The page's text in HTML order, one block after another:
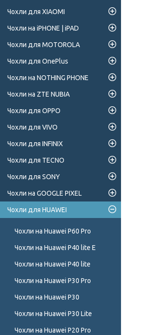
Чохли для XIAOMI
Чохли на iPHONE | iPAD
Чохли для MOTOROLA
Чохли для OnePlus
Чохли на NOTHING PHONE
Чохли на ZTE NUBIA
Чохли для OPPO
Чохли для VIVO
Чохли для INFINIX
Чохли для TECNO
Чохли для SONY
Чохли на GOOGLE PIXEL
Чохли для HUAWEI
Чохли на Huawei P60 Pro
Чохли на Huawei P40 lite E
Чохли на Huawei P40 lite
Чохли на Huawei P30 Pro
Чохли на Huawei P30
Чохли на Huawei P30 Lite
Чохли на Huawei P20 Pro